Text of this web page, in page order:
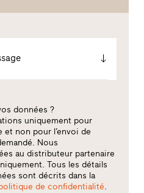
données ?
uniquement pour
et non pour l’envoi de
Nous
au distributeur partenaire
Tous les détails
sont décrits dans la
de confidentialité.